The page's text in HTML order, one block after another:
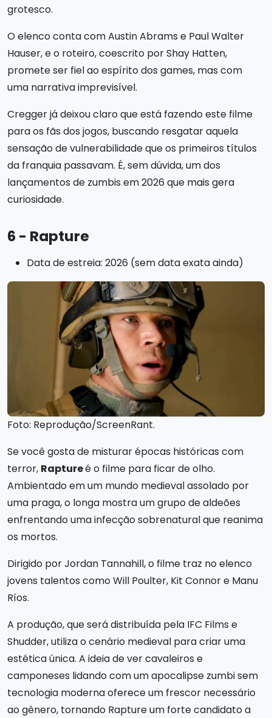
grotesco.
O elenco conta com Austin Abrams e Paul Walter
Hauser, e o roteiro, coescrito por Shay Hatten,
promete ser fiel ao espírito dos games, mas com
uma narrativa imprevisível.
Cregger já deixou claro que está fazendo este filme
para os fãs dos jogos, buscando resgatar aquela
sensação de vulnerabilidade que os primeiros títulos
da franquia passavam. É, sem dúvida, um dos
lançamentos de zumbis em 2026 que mais gera
curiosidade.
6 - Rapture
Data de estreia: 2026 (sem data exata ainda)
Foto: Reprodução/ScreenRant.
Se você gosta de misturar épocas históricas com
terror, Raptureé o filme para ficar de olho.
Ambientado em um mundo medieval assolado por
uma praga, o longa mostra um grupo de aldeões
enfrentando uma infecção sobrenatural que reanima
os mortos.
Dirigido por Jordan Tannahill, o filme traz no elenco
jovens talentos como Will Poulter, Kit Connor e Manu
Ríos.
A produção, que será distribuída pela IFC Films e
Shudder, utiliza o cenário medieval para criar uma
estética única. A ideia de ver cavaleiros e
camponeses lidando com um apocalipse zumbi sem
tecnologia moderna oferece um frescor necessário
ao gênero, tornando Rapture um forte candidato a